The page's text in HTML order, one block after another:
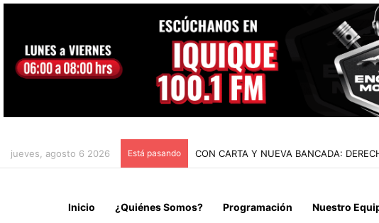
jueves, agosto 6 2026 Está pasando CON CARTA Y NUEVA BANCADA:
Inicio ¿Quiénes Somos? Programación Nuestro